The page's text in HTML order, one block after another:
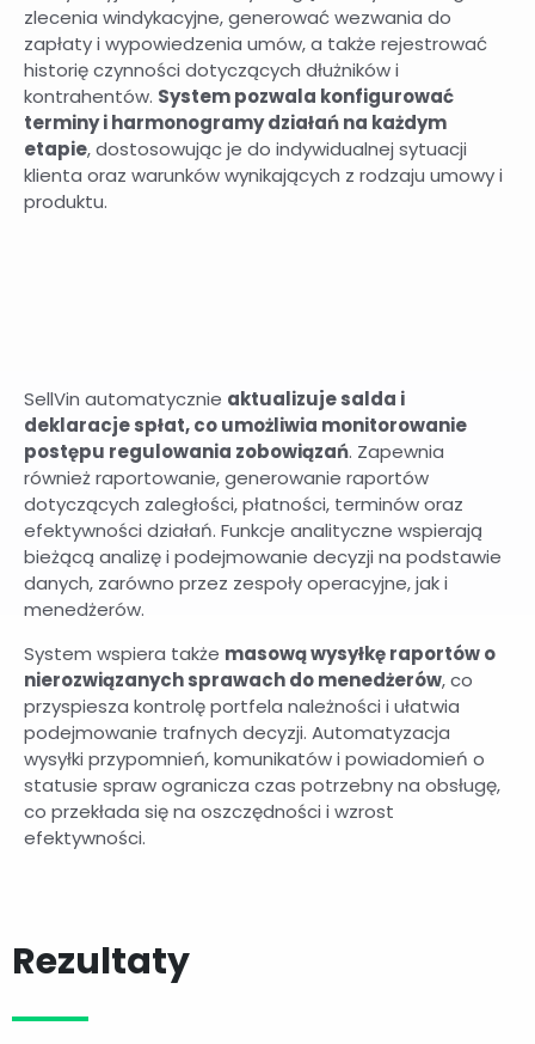
zlecenia windykacyjne, generować wezwania do
zapłaty i wypowiedzenia umów, a także rejestrować
historię czynności dotyczących dłużników i
kontrahentów. System pozwala konfigurować
terminy i harmonogramy działań na każdym
etapie, dostosowując je do indywidualnej sytuacji
klienta oraz warunków wynikających z rodzaju umowy i
produktu.
SellVin automatycznie aktualizuje salda i
deklaracje spłat, co umożliwia monitorowanie
postępu regulowania zobowiązań. Zapewnia
również raportowanie, generowanie raportów
dotyczących zaległości, płatności, terminów oraz
efektywności działań. Funkcje analityczne wspierają
bieżącą analizę i podejmowanie decyzji na podstawie
danych, zarówno przez zespoły operacyjne, jak i
menedżerów.
System wspiera także masową wysyłkę raportów o
nierozwiązanych sprawach do menedżerów, co
przyspiesza kontrolę portfela należności i ułatwia
podejmowanie trafnych decyzji. Automatyzacja
wysyłki przypomnień, komunikatów i powiadomień o
statusie spraw ogranicza czas potrzebny na obsługę,
co przekłada się na oszczędności i wzrost
efektywności.
Rezultaty